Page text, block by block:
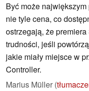
Być może
nie tyle cena, co
ostrzegają, że
trudności, jeśli
jakie miały miejsce w
Controller.
Marius Müller (